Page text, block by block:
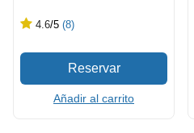
4.6/5 (8)
Añadir al carrito